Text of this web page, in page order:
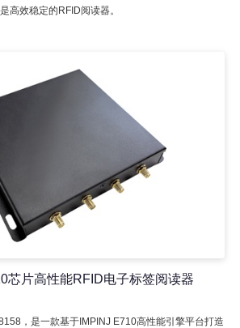
高效稳定的RFID阅读器。
芯片高性能RFID电子标签阅读器
，是一款基于IMPINJ E710高性能引擎平台打造